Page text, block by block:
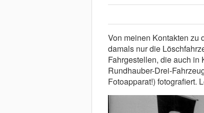
Von meinen Kontakten zu
damals nur die
Fahrgestellen, die auch in
Rundhauber-Drei-
Fotoapparat!) fotografiert.